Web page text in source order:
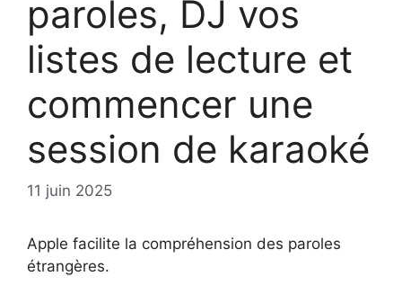
paroles, DJ vos
listes de lecture et
commencer une
session de karaoké
11 juin 2025
Apple facilite la compréhension des paroles
étrangères.